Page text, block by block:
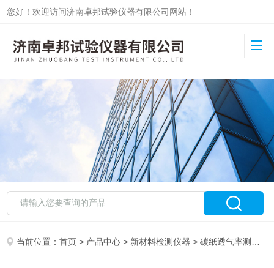
您好！欢迎访问济南卓邦试验仪器有限公司网站！
当前位置：首页 > 产品中心 > 新材料检测仪器 >碳纸透气率测试仪